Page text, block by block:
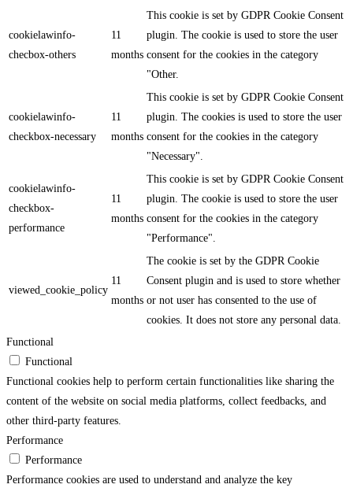
cookielawinfo-
checbox-others
11
months
This cookie is set by GDPR Cookie Consent
plugin. The cookie is used to store the user
consent for the cookies in the category
"Other.
cookielawinfo-
checkbox-necessary
11
months
This cookie is set by GDPR Cookie Consent
plugin. The cookies is used to store the user
consent for the cookies in the category
"Necessary".
cookielawinfo-
checkbox-
performance
11
months
This cookie is set by GDPR Cookie Consent
plugin. The cookie is used to store the user
consent for the cookies in the category
"Performance".
viewed_cookie_policy
11
months
The cookie is set by the GDPR Cookie
Consent plugin and is used to store whether
or not user has consented to the use of
cookies. It does not store any personal data.
Functional
Functional
Functional cookies help to perform certain functionalities like sharing the
content of the website on social media platforms, collect feedbacks, and
other third-party features.
Performance
Performance
Performance cookies are used to understand and analyze the key